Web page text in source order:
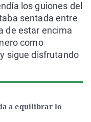
a equilibrar lo
los guiones del
sentada entre
de estar encima
como
y sigue disfrutando